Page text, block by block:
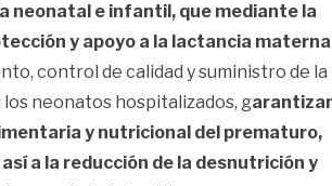
neonatal e infantil, que mediante la
y apoyo a la lactancia materna
control de calidad y suministro de la
los neonatos hospitalizados, g
y nutricional del prematuro,
a la reducción de la desnutrición y